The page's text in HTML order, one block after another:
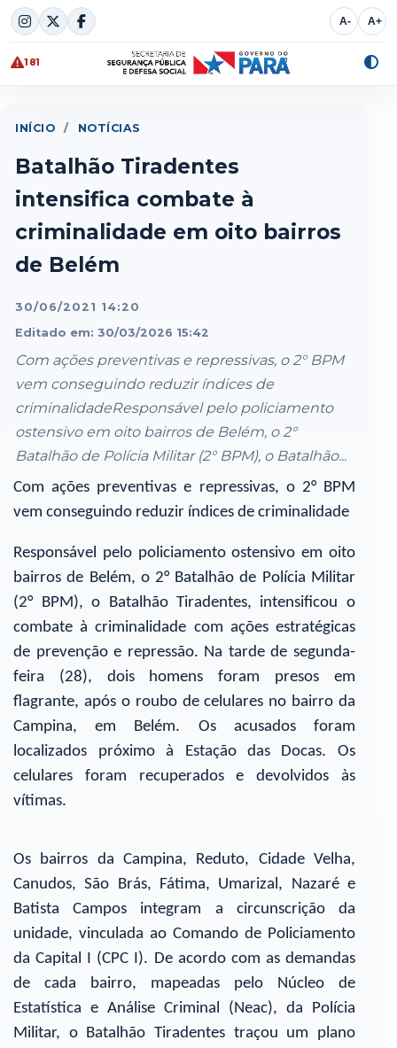
Skip
to
content
A- A+
181
INÍCIO / NOTÍCIAS
Batalhão Tiradentes
intensifica combate à
criminalidade em oito bairros
de Belém
30/06/2021 14:20
Editado em: 30/03/2026 15:42
Com ações preventivas e repressivas, o 2° BPM
vem conseguindo reduzir índices de
criminalidadeResponsável pelo policiamento
ostensivo em oito bairros de Belém, o 2°
Batalhão de Polícia Militar (2° BPM), o Batalhão...
Com ações preventivas e repressivas, o 2° BPM
vem conseguindo reduzir índices de criminalidade
Responsável pelo policiamento ostensivo em oito
bairros de Belém, o 2° Batalhão de Polícia Militar
(2° BPM), o Batalhão Tiradentes, intensificou o
combate à criminalidade com ações estratégicas
de prevenção e repressão. Na tarde de segunda-
feira (28), dois homens foram presos em
flagrante, após o roubo de celulares no bairro da
Campina, em Belém. Os acusados foram
localizados próximo à Estação das Docas. Os
celulares foram recuperados e devolvidos às
vítimas.
Os bairros da Campina, Reduto, Cidade Velha,
Canudos, São Brás, Fátima, Umarizal, Nazaré e
Batista Campos integram a circunscrição da
unidade, vinculada ao Comando de Policiamento
da Capital I (CPC I). De acordo com as demandas
de cada bairro, mapeadas pelo Núcleo de
Estatística e Análise Criminal (Neac), da Polícia
Militar, o Batalhão Tiradentes traçou um plano